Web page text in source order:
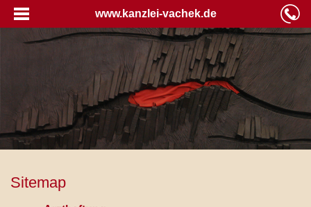
www.kanzlei-vachek.de
Sitemap